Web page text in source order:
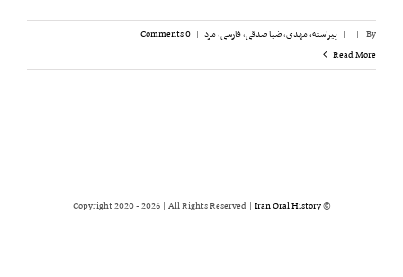
By
|
| پیراسته، مهدی,ضیا صدقی,فارسی,مرد |
0 Comments
Read More
© Copyright 2020 -
2026 | All Rights Reserved | Iran Oral History